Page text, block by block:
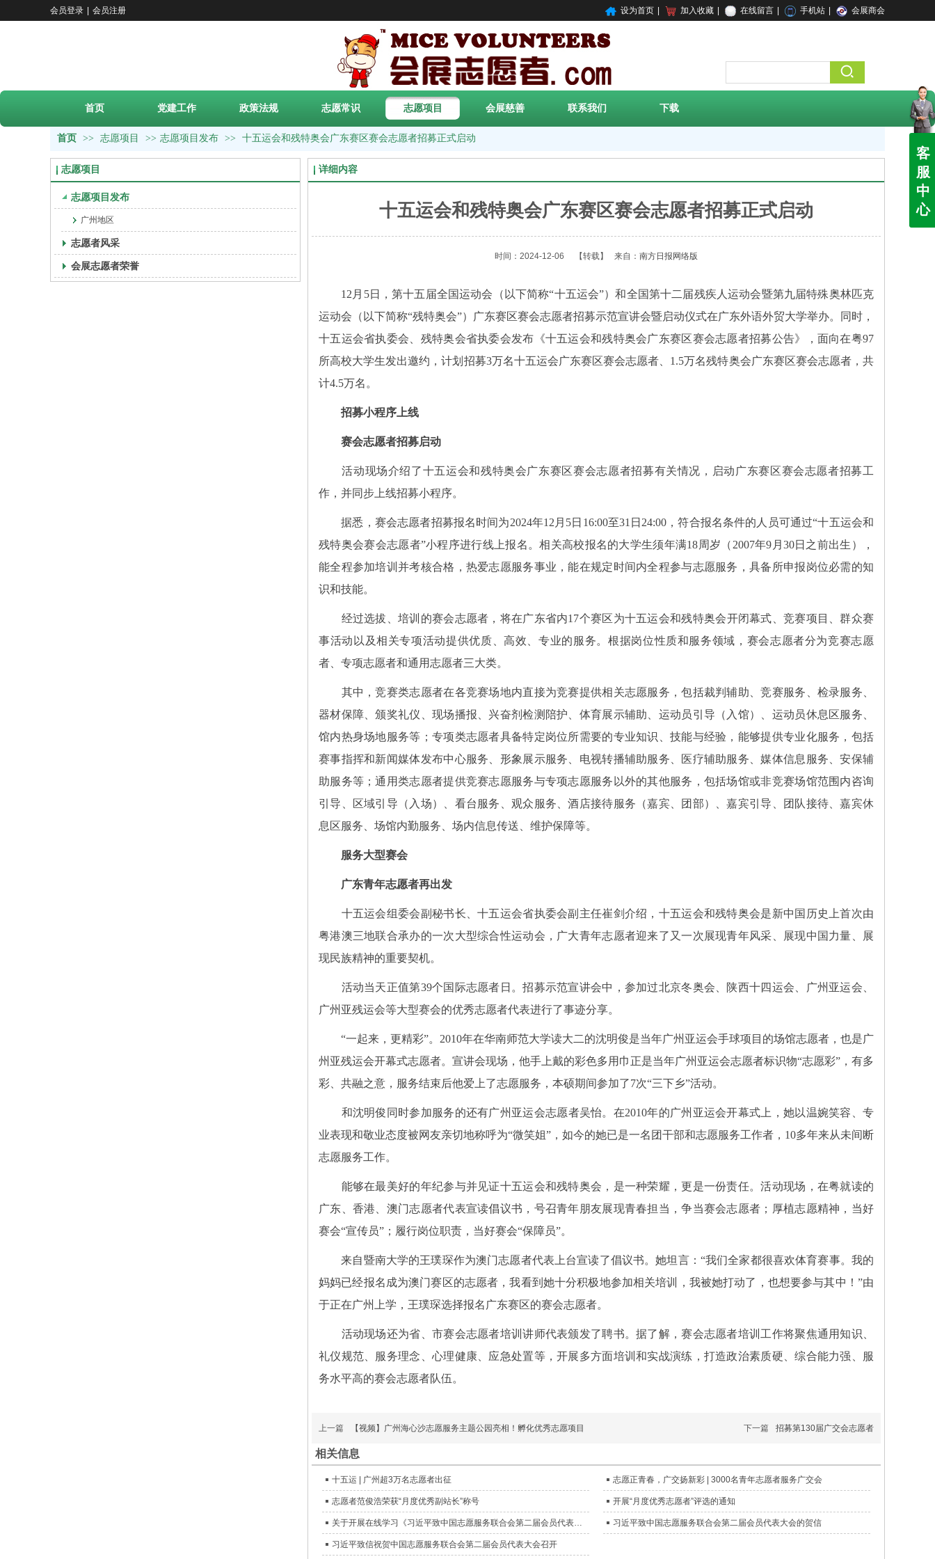
会员登录 会员注册 设为首页 加入收藏 在线留言 手机站 会展商会
首页 党建工作 政策法规 志愿常识 志愿项目 会展慈善 联系我们 下载
首页 >> 志愿项目 >> 志愿项目发布 >> 十五运会和残特奥会广东赛区赛会志愿者招募正式启动
志愿项目
志愿项目发布
广州地区
志愿者风采
会展志愿者荣誉
详细内容
十五运会和残特奥会广东赛区赛会志愿者招募正式启动
时间：2024-12-06 【转载】 来自： 南方日报网络版
12月5日，第十五届全国运动会（以下简称“十五运会”）和全国第十二届残疾人运动会暨第九届特殊奥林匹克
运动会（以下简称“残特奥会”）广东赛区赛会志愿者招募示范宣讲会暨启动仪式在广东外语外贸大学举办。同时，
十五运会省执委会、残特奥会省执委会发布《十五运会和残特奥会广东赛区赛会志愿者招募公告》，面向在粤97
所高校大学生发出邀约，计划招募3万名十五运会广东赛区赛会志愿者、1.5万名残特奥会广东赛区赛会志愿者，共
计4.5万名。
招募小程序上线
赛会志愿者招募启动
活动现场介绍了十五运会和残特奥会广东赛区赛会志愿者招募有关情况，启动广东赛区赛会志愿者招募工
作，并同步上线招募小程序。
据悉，赛会志愿者招募报名时间为2024年12月5日16:00至31日24:00，符合报名条件的人员可通过“十五运会和
残特奥会赛会志愿者”小程序进行线上报名。相关高校报名的大学生须年满18周岁（2007年9月30日之前出生），
能全程参加培训并考核合格，热爱志愿服务事业，能在规定时间内全程参与志愿服务，具备所申报岗位必需的知
识和技能。
经过选拔、培训的赛会志愿者，将在广东省内17个赛区为十五运会和残特奥会开闭幕式、竞赛项目、群众赛
事活动以及相关专项活动提供优质、高效、专业的服务。根据岗位性质和服务领域，赛会志愿者分为竞赛志愿
者、专项志愿者和通用志愿者三大类。
其中，竞赛类志愿者在各竞赛场地内直接为竞赛提供相关志愿服务，包括裁判辅助、竞赛服务、检录服务、
器材保障、颁奖礼仪、现场播报、兴奋剂检测陪护、体育展示辅助、运动员引导（入馆）、运动员休息区服务、
馆内热身场地服务等；专项类志愿者具备特定岗位所需要的专业知识、技能与经验，能够提供专业化服务，包括
赛事指挥和新闻媒体发布中心服务、形象展示服务、电视转播辅助服务、医疗辅助服务、媒体信息服务、安保辅
助服务等；通用类志愿者提供竞赛志愿服务与专项志愿服务以外的其他服务，包括场馆或非竞赛场馆范围内咨询
引导、区域引导（入场）、看台服务、观众服务、酒店接待服务（嘉宾、团部）、嘉宾引导、团队接待、嘉宾休
息区服务、场馆内勤服务、场内信息传送、维护保障等。
服务大型赛会
广东青年志愿者再出发
十五运会组委会副秘书长、十五运会省执委会副主任崔剑介绍，十五运会和残特奥会是新中国历史上首次由
粤港澳三地联合承办的一次大型综合性运动会，广大青年志愿者迎来了又一次展现青年风采、展现中国力量、展
现民族精神的重要契机。
活动当天正值第39个国际志愿者日。招募示范宣讲会中，参加过北京冬奥会、陕西十四运会、广州亚运会、
广州亚残运会等大型赛会的优秀志愿者代表进行了事迹分享。
“一起来，更精彩”。2010年在华南师范大学读大二的沈明俊是当年广州亚运会手球项目的场馆志愿者，也是广
州亚残运会开幕式志愿者。宣讲会现场，他手上戴的彩色多用巾正是当年广州亚运会志愿者标识物“志愿彩”，有多
彩、共融之意，服务结束后他爱上了志愿服务，本硕期间参加了7次“三下乡”活动。
和沈明俊同时参加服务的还有广州亚运会志愿者吴怡。在2010年的广州亚运会开幕式上，她以温婉笑容、专
业表现和敬业态度被网友亲切地称呼为“微笑姐”，如今的她已是一名团干部和志愿服务工作者，10多年来从未间断
志愿服务工作。
能够在最美好的年纪参与并见证十五运会和残特奥会，是一种荣耀，更是一份责任。活动现场，在粤就读的
广东、香港、澳门志愿者代表宣读倡议书，号召青年朋友展现青春担当，争当赛会志愿者；厚植志愿精神，当好
赛会“宣传员”；履行岗位职责，当好赛会“保障员”。
来自暨南大学的王璞琛作为澳门志愿者代表上台宣读了倡议书。她坦言：“我们全家都很喜欢体育赛事。我的
妈妈已经报名成为澳门赛区的志愿者，我看到她十分积极地参加相关培训，我被她打动了，也想要参与其中！”由
于正在广州上学，王璞琛选择报名广东赛区的赛会志愿者。
活动现场还为省、市赛会志愿者培训讲师代表颁发了聘书。据了解，赛会志愿者培训工作将聚焦通用知识、
礼仪规范、服务理念、心理健康、应急处置等，开展多方面培训和实战演练，打造政治素质硬、综合能力强、服
务水平高的赛会志愿者队伍。
上一篇 【视频】广州海心沙志愿服务主题公园亮相！孵化优秀志愿项目 下一篇 招募第130届广交会志愿者
相关信息
十五运 | 广州超3万名志愿者出征 志愿正青春，广交扬新彩 | 3000名青年志愿者服务广交会
志愿者范俊浩荣获“月度优秀副站长”称号 开展“月度优秀志愿者”评选的通知
关于开展在线学习《习近平致中国志愿服务联合会第二届会员代表大会的贺信》内容，《民政部关于学习宣传贯彻习近平总书记志愿服务重要指示精神的通知》内容，重温志愿者誓词的活动通知 习近平致中国志愿服务联合会第二届会员代表大会的贺信
习近平致信祝贺中国志愿服务联合会第二届会员代表大会召开
客
服
中
心